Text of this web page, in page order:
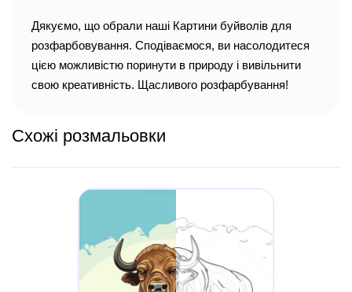
Дякуємо, що обрали наші Картини буйволів для
розфарбовування. Сподіваємося, ви насолодитеся
цією можливістю поринути в природу і вивільнити
свою креативність. Щасливого розфарбування!
Схожі розмальовки